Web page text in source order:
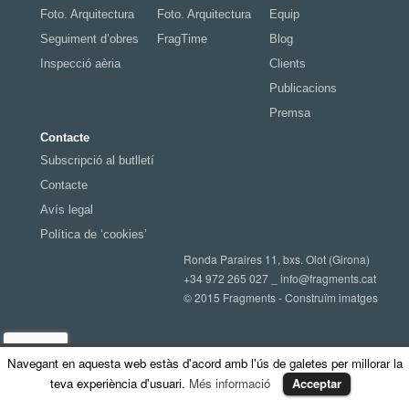
Foto. Arquitectura
Seguiment d’obres
Inspecció aèria
Foto. Arquitectura
FragTime
Equip
Blog
Clients
Publicacions
Premsa
Contacte
Subscripció al butlletí
Contacte
Avís legal
Política de ‘cookies’
Ronda Paraires 11, bxs. Olot (Girona)
+34 972 265 027 _info@fragments.cat
© 2015 Fragments - Construïm imatges
Navegant en aquesta web estàs d'acord amb l'ús de galetes per millorar la
teva experiència d'usuari. Més informació Acceptar